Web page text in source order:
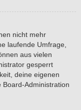
nicht mehr
laufende Umfrage,
aus vielen
gesperrt
deine eigenen
Administration